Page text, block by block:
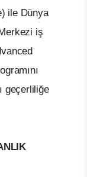
ile Dünya
iş
geçerliliğe